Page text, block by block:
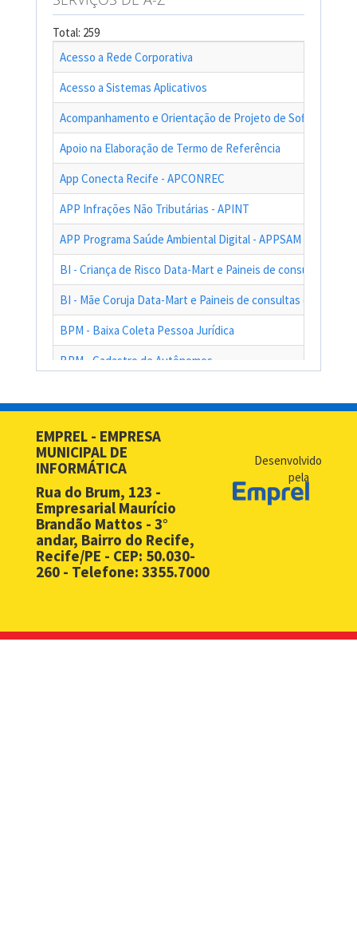
Total: 259
Acesso a Rede Corporativa
Acesso a Sistemas Aplicativos
Acompanhamento e Orientação de Projeto de Software
Apoio na Elaboração de Termo de Referência
App Conecta Recife - APCONREC
APP Infrações Não Tributárias - APINT
APP Programa Saúde Ambiental Digital - APPSAM
BI - Criança de Risco Data-Mart e Paineis de consultas das
BI - Mãe Coruja Data-Mart e Paineis de consultas das
BPM - Baixa Coleta Pessoa Jurídica
BPM - Cadastro de Autônomos
BPM - Cadastro Simplificado para Contribuintes de Outros
BPM - Desbloqueio de Senha Web - PF
BPM - Desbloqueio de Senha Web - PJ
BPM - Licença Premio
BPM - Monitoramento Áreas de Risco
EMPREL - EMPRESA
MUNICIPAL DE
INFORMÁTICA
Rua do Brum, 123 -
Empresarial Maurício
Brandão Mattos - 3°
andar, Bairro do Recife,
Recife/PE - CEP: 50.030-
260 - Telefone: 3355.7000
Desenvolvido
pela